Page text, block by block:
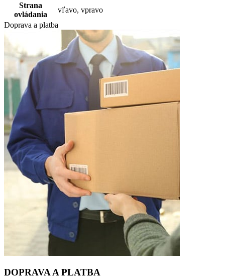
Strana
ovládania
vľavo, vpravo
Doprava a platba
DOPRAVA A PLATBA